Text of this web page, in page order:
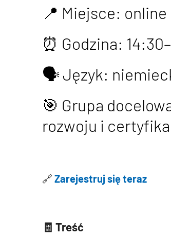
📍 Miejsce: online
⏰ Godzina:
🗣️ Język:
🎯 Grupa
rozwoju i
🔗 Zarejestruj się teraz
🧾 Treść